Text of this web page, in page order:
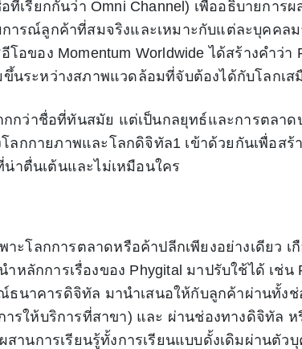
ที่เรียกกันว่า Omni Channel) เพื่ออธิบายการ
การณ์ลูกค้าที่สมจริงและเหมาะกับแต่ละบุคคล
อของ Momentum Worldwide ได้สร้างคำว่า
ขึ้นระหว่างสภาพแวดล้อมที่จับต้องได้กับโลกเส
กกว่าชื่อที่ทันสมัย แต่เป็นกลยุทธ์และการตลาด
กกายภาพและโลกดิจิทัล1 เข้าด้วยกันเพื่อสร้
าตื่นเต้นและไม่เหมือนใคร
าะโลกการตลาดหรือค้าปลีกเพียงอย่างเดียว เ
หลักการเรื่องของ Phygital มาปรับใช้ได้ เช่น
ธนาคารดิจิทัล มานำเสนอให้กับลูกค้าผ่านทั้งช่
รให้บริการที่สาขา) และ ผ่านช่องทางดิจิทัล ห
สานการเรียนรู้ทั้งการเรียนแบบดั้งเดิมผ่านตัว